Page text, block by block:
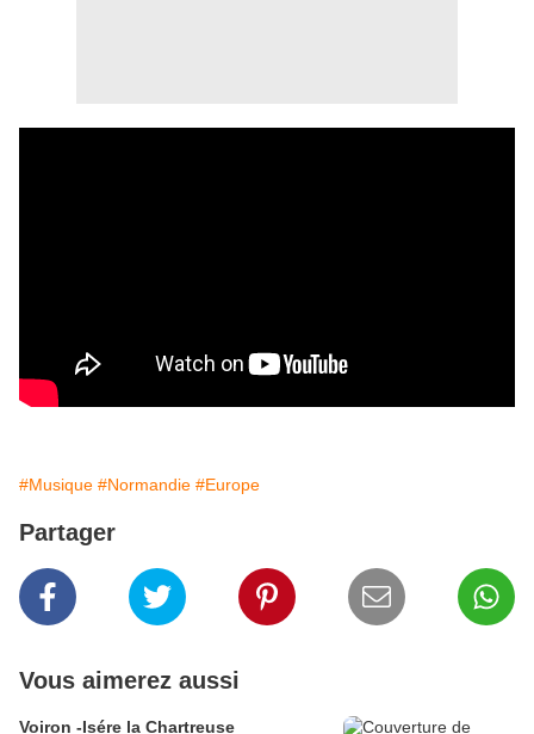
#Musique #Normandie #Europe
Partager
Vous aimerez aussi
Voiron -Isére la Chartreuse